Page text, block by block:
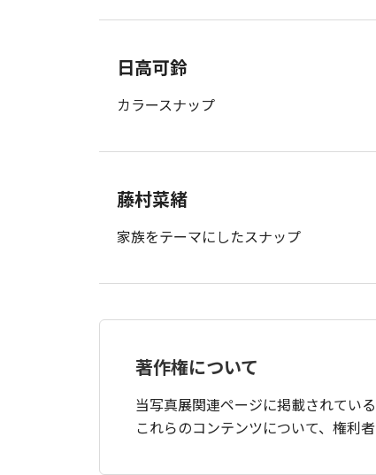
日高可鈴
カラースナップ
藤村菜緒
家族をテーマにしたスナップ
著作権について
当写真展関連ページに掲載されてい
これらのコンテンツについて、権利